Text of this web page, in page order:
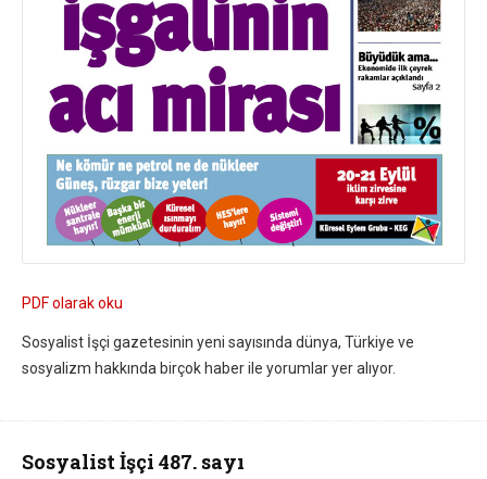
PDF olarak oku
Sosyalist İşçi gazetesinin yeni sayısında dünya, Türkiye ve
sosyalizm hakkında birçok haber ile yorumlar yer alıyor.
Sosyalist İşçi 487. sayı